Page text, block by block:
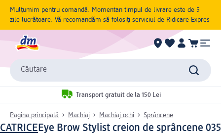
Mulțumim pentru comandă. Momentan timpul de livrare este de 5
zile lucrătoare. Vă recomandăm să folosiți serviciul de Ridicare Expres
Căutare
Transport gratuit de la 150 Lei
Pagina principală Machiaj Machiaj ochi Sprâncene
CATRICEEye Brow Stylist creion de sprâncene 035